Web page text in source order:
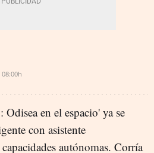
08:00h
en el espacio' ya se
con asistente
autónomas. Corría